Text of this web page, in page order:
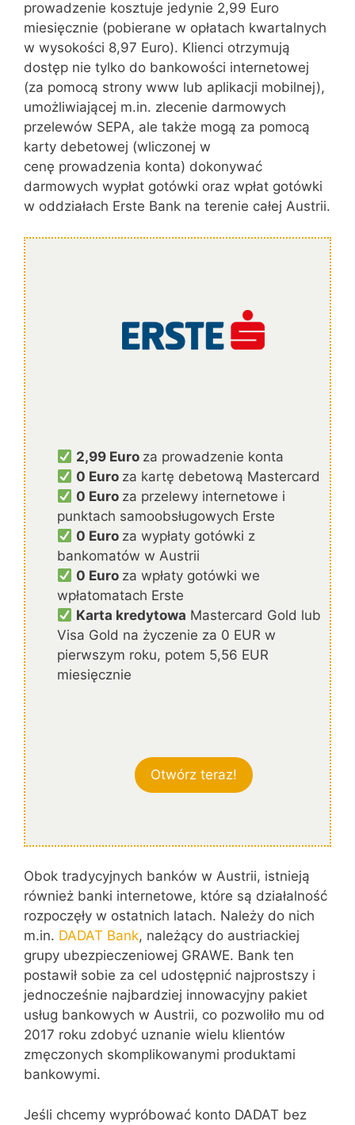
prowadzenie kosztuje jedynie 2,99 Euro
miesięcznie (pobierane w opłatach kwartalnych
w wysokości 8,97 Euro). Klienci otrzymują
dostęp nie tylko do bankowości internetowej
(za pomocą strony www lub aplikacji mobilnej),
umożliwiającej m.in. zlecenie darmowych
przelewów SEPA, ale także mogą za pomocą
karty debetowej (wliczonej w
cenę prowadzenia konta) dokonywać
darmowych wypłat gotówki oraz wpłat gotówki
w oddziałach Erste Bank na terenie całej Austrii.
2,99 Euro za prowadzenie konta
0 Euro za kartę debetową Mastercard
0 Euro za przelewy internetowe i
punktach samoobsługowych Erste
0 Euro za wypłaty gotówki z
bankomatów w Austrii
0 Euro za wpłaty gotówki we
wpłatomatach Erste
Karta kredytowa Mastercard Gold lub
Visa Gold na życzenie za 0 EUR w
pierwszym roku, potem 5,56 EUR
miesięcznie
Otwórz teraz!
Obok tradycyjnych banków w Austrii, istnieją
również banki internetowe, które są działalność
rozpoczęły w ostatnich latach. Należy do nich
m.in. DADAT Bank, należący do austriackiej
grupy ubezpieczeniowej GRAWE. Bank ten
postawił sobie za cel udostępnić najprostszy i
jednocześnie najbardziej innowacyjny pakiet
usług bankowych w Austrii, co pozwoliło mu od
2017 roku zdobyć uznanie wielu klientów
zmęczonych skomplikowanymi produktami
bankowymi.
Jeśli chcemy wypróbować konto DADAT bez